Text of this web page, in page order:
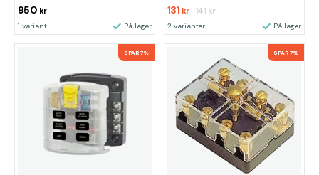
950 kr
1 variant På lager
131 kr 141kr
2 varianter På lager
SPAR 7% SPAR 7%